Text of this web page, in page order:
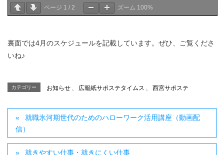
ページ 1 / 2 ズーム 100%
裏面では4月のスケジュールを記載しています。ぜひ、ご覧くださ
いね♪
カテゴリー お知らせ 、 広報紙サポステタイムス 、 西宮サポステ
就職氷河期世代のためのハローワーク活用講座（動画配
信）
就きやすい仕事・就きにくい仕事